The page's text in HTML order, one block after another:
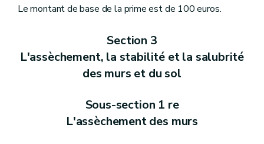
Le montant de base de la prime est de 100 euros.
Section 3
L'assèchement, la stabilité et la salubrité
des murs et du sol
Sous-section 1 re
L'assèchement des murs